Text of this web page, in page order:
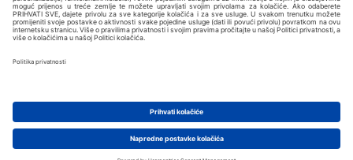
Slijedite nas na:
Copyright © 2026 Valamar Riviera d.d. |Osnovni podaci|GDPR i politike